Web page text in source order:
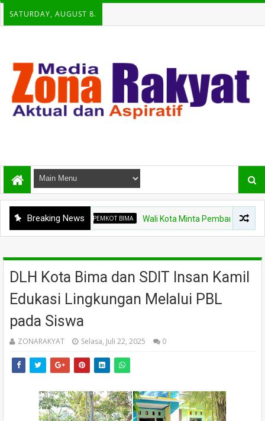
SATURDAY, AUGUST 8.
Breaking News
PEMKOT BIMA Wali Kota Minta Pembangunan Gedung
DLH Kota Bima dan SDIT Insan Kamil
Edukasi Lingkungan Melalui PBL
pada Siswa
ZONARAKYAT Selasa, Juli 22, 2025 0